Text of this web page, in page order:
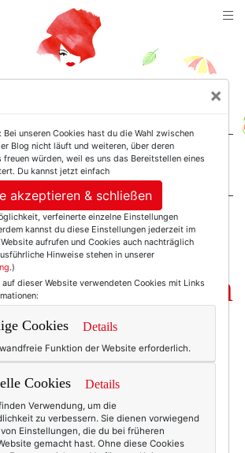
Not Girls.
mit dem
×
Bei unseren Cookies hast du die Wahl zwischen
Blog nicht läuft und weiteren, über deren
würden, weil es uns das Bereitstellen eines
Du kannst jetzt einfach
akzeptieren & schließen
verfeinerte einzelne Einstellungen
kannst du diese Einstellungen jederzeit im
aufrufen und Cookies auch nachträglich
Hinweise stehen in unserer
.)
dieser Website verwendeten Cookies mit Links
Cookies Details
Funktion der Website erforderlich.
Cookies Details
Verwendung, um die
zu verbessern. Sie dienen vorwiegend
Einstellungen, die du bei früheren
gemacht hast. Ohne diese Cookies